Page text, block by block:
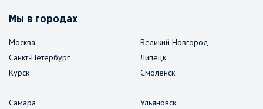
Мы в городах
Москва
Санкт-Петербург
Курск
Великий Новгород
Липецк
Смоленск
Самара
Ульяновск